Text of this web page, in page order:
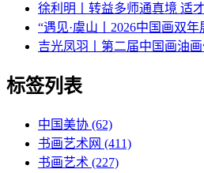
徐利明丨转益多师通真境 适
“遇见·虞山丨2026中国画双年
吉光凤羽丨第二届中国画油
标签列表
中国美协 (62)
书画艺术网 (411)
书画艺术 (227)